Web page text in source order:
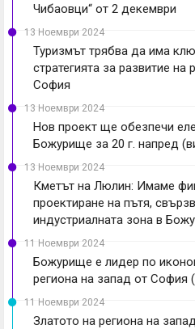
Чибаовци“ от 2 декември
13 Ноември 2024
Туризмът трябва да има
стратегията за развитие на
София
13 Ноември 2024
Нов проект ще обезпечи
Божурище за 20 г. напред
13 Ноември 2024
Кметът на Люлин: Имаме
проектиране на пътя,
индустриалната зона в
11 Ноември 2024
Божурище е лидер по
региона на запад от София
11 Ноември 2024
Златото на региона на